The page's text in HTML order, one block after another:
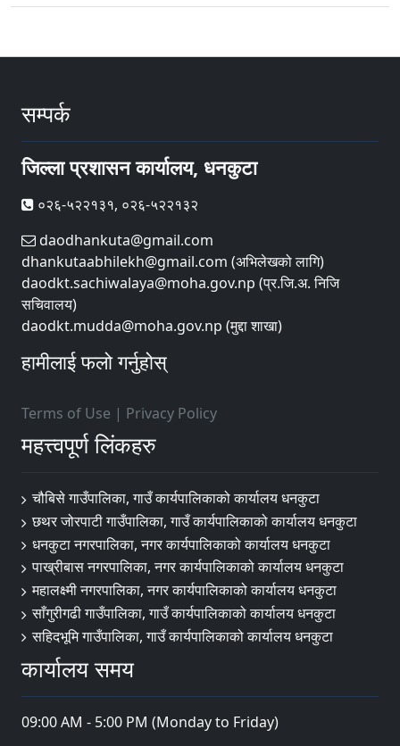
सम्पर्क
जिल्ला प्रशासन कार्यालय, धनकुटा
०२६-५२२१३१, ०२६-५२२१३२
daodhankuta@gmail.com
dhankutaabhilekh@gmail.com (अभिलेखको लागि)
daodkt.sachiwalaya@moha.gov.np (प्र.जि.अ. निजि
सचिवालय)
daodkt.mudda@moha.gov.np (मुद्दा शाखा)
हामीलाई फलो गर्नुहोस्
Terms of Use | Privacy Policy
महत्त्वपूर्ण लिंकहरु
चौबिसे गाउँपालिका, गाउँ कार्यपालिकाको कार्यालय धनकुटा
छथर जोरपाटी गाउँपालिका, गाउँ कार्यपालिकाको कार्यालय धनकुटा
धनकुटा नगरपालिका, नगर कार्यपालिकाको कार्यालय धनकुटा
पाख्रीबास नगरपालिका, नगर कार्यपालिकाको कार्यालय धनकुटा
महालक्ष्मी नगरपालिका, नगर कार्यपालिकाको कार्यालय धनकुटा
साँगुरीगढी गाउँपालिका, गाउँ कार्यपालिकाको कार्यालय धनकुटा
सहिदभूमि गाउँपालिका, गाउँ कार्यपालिकाको कार्यालय धनकुटा
कार्यालय समय
09:00 AM - 5:00 PM (Monday to Friday)